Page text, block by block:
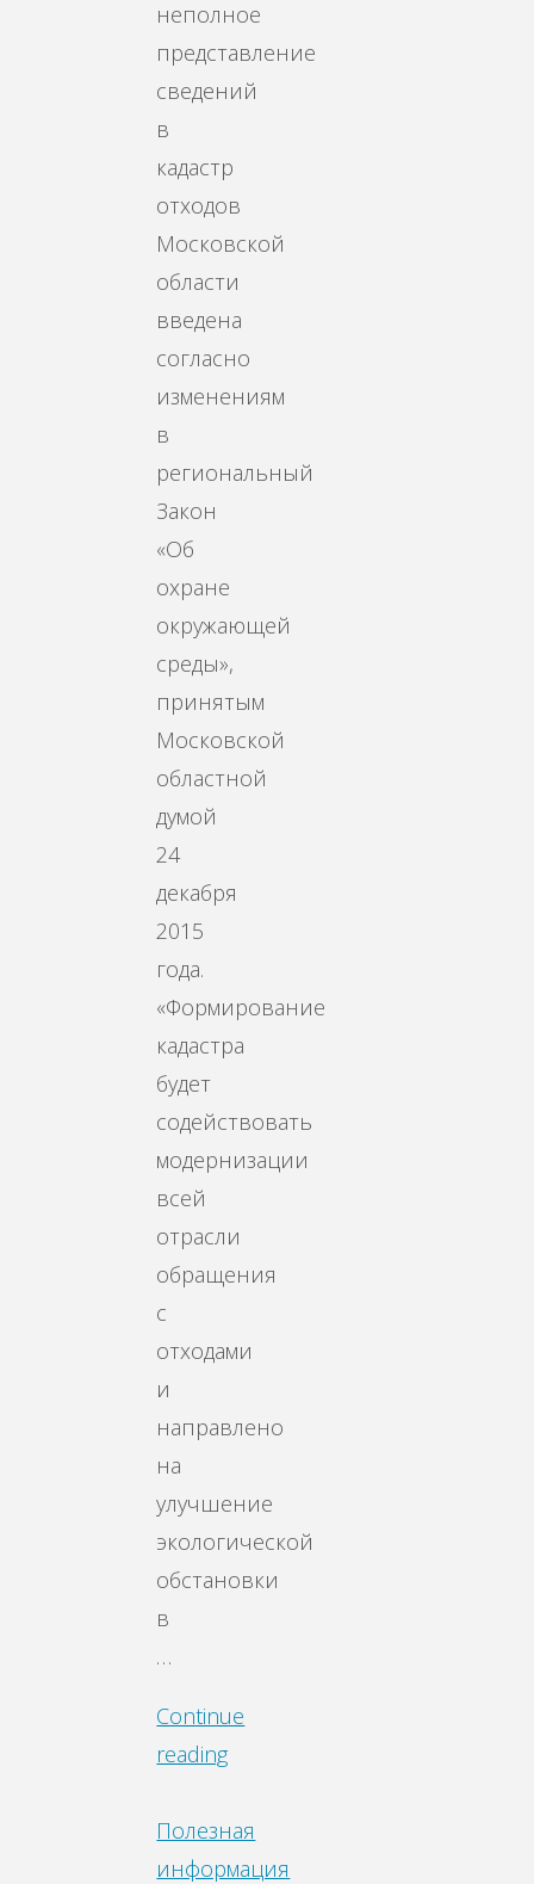
неполное
представление
сведений
в
кадастр
отходов
Московской
области
введена
согласно
изменениям
в
региональный
Закон
«Об
охране
окружающей
среды»,
принятым
Московской
областной
думой
24
декабря
2015
года.
«Формирование
кадастра
будет
содействовать
модернизации
всей
отрасли
обращения
с
отходами
и
направлено
на
улучшение
экологической
обстановки
в
…
Continue
reading
Полезная
информация